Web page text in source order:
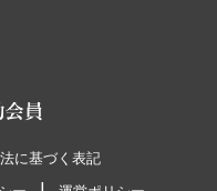
に基づく表記